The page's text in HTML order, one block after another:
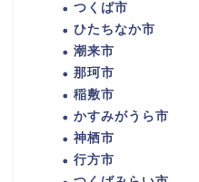
つくば市
ひたちなか市
潮来市
那珂市
稲敷市
かすみがうら市
神栖市
行方市